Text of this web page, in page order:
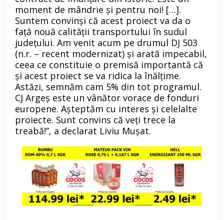
moment de mândrie și pentru noi! […].
Suntem convinși că acest proiect va da o
față nouă calității transportului în sudul
județului. Am venit acum pe drumul DJ 503
(n.r. – recent modernizat) și arată impecabil,
ceea ce constituie o premisă importantă că
și acest proiect se va ridica la înălțime.
Astăzi, semnăm cam 5% din tot programul.
CJ Argeș este un vânător vorace de fonduri
europene. Așteptăm cu interes și celelalte
proiecte. Sunt convins că veți trece la
treabă!”, a declarat Liviu Mușat.